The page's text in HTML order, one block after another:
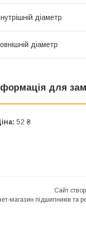
діаметр
діаметр
для
52 ₴
Сайт